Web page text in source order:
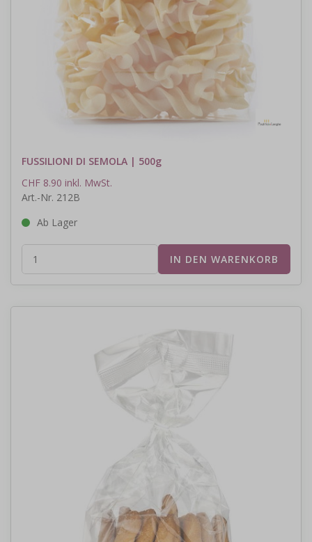
FUSSILIONI DI SEMOLA | 500g
CHF 8.90 inkl. MwSt.
Art.-Nr. 212B
Ab Lager